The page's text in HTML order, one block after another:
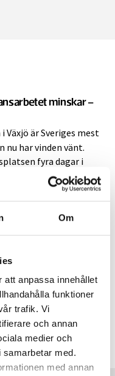
Om
att anpassa innehållet
funktioner
trafik. Vi
och annan
medier och
med.
med annan
minskar –
Växjö är Sveriges mest
har vinden vänt.
fyra dagar i
sex
jobb.
reporter Adam
Uppland och
Kihlström blev förra
nära
av branschens